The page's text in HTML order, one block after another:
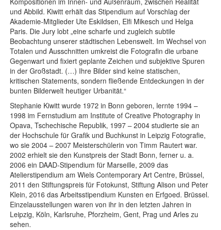
und Abbild. Kiwitt erhält das Stipendium auf Vorschlag der
Akademie-Mitglieder Ute Eskildsen, Elfi Mikesch und Helga
Paris. Die Jury lobt „eine scharfe und zugleich subtile
Beobachtung unserer städtischen Lebenswelt. Im Wechsel von
Totalen und Ausschnitten umkreist die Fotografin die urbane
Gegenwart und fixiert geplante Zeichen und subjektive Spuren
in der Großstadt. (…) Ihre Bilder sind keine statischen,
kritischen Statements, sondern fließende Entdeckungen in der
bunten Bilderwelt heutiger Urbanität.“
Stephanie Kiwitt wurde 1972 in Bonn geboren, lernte 1994 –
1998 im Fernstudium am Institute of Creative Photography in
Opava, Tschechische Republik, 1997 – 2004 studierte sie an
der Hochschule für Grafik und Buchkunst in Leipzig Fotografie,
wo sie 2004 – 2007 Meisterschülerin von Timm Rautert war.
2002 erhielt sie den Kunstpreis der Stadt Bonn, ferner u. a.
2006 ein DAAD-Stipendium für Marseille, 2009 das
Atelierstipendium am Wiels Contemporary Art Centre, Brüssel,
2011 den Stiftungspreis für Fotokunst, Stiftung Alison und Peter
Klein, 2016 das Arbeitsstipendium Kunsten en Erfgoed. Brüssel.
Einzelausstellungen waren von ihr in den letzten Jahren in
Leipzig, Köln, Karlsruhe, Pforzheim, Gent, Prag und Arles zu
sehen.